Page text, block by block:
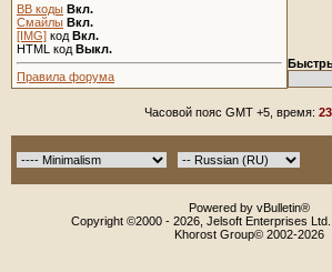
BB коды Вкл.
Смайлы Вкл.
[IMG] код Вкл.
HTML код Выкл.
Правила форума
Часовой пояс GMT +5, время:
Powered by vBulletin®
Copyright ©2000 - 2026, Jelsoft Enterprises
Khorost Group© 2002-2026